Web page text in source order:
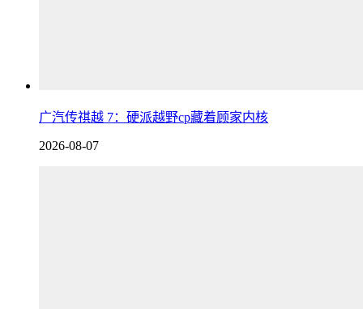
广汽传祺越 7：硬派越野cp藏着顾家内核
2026-08-07